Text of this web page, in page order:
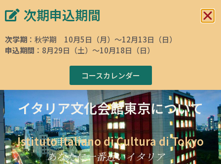
イタリア文化会館 東京
ホームページ»イタリア文化会館» イタリア文化会館 東京について
イタリア文化会館東京について
Istituto Italiano di Cultura di Tokyo
あなたに一番近いイタリア
次期申込期間
次学期 ：秋学期 10月5日（月）～12月13日（日）
申込期間 ：8月29日（土）～10月18日（日）
コースカレンダー